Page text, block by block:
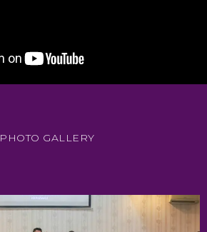
PHOTO GALLERY